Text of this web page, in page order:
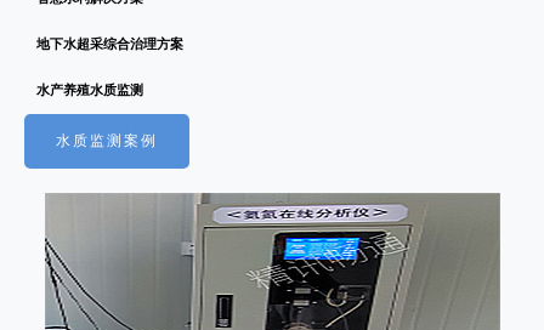
地下水超采综合治理方案
水产养殖水质监测
水质监测案例